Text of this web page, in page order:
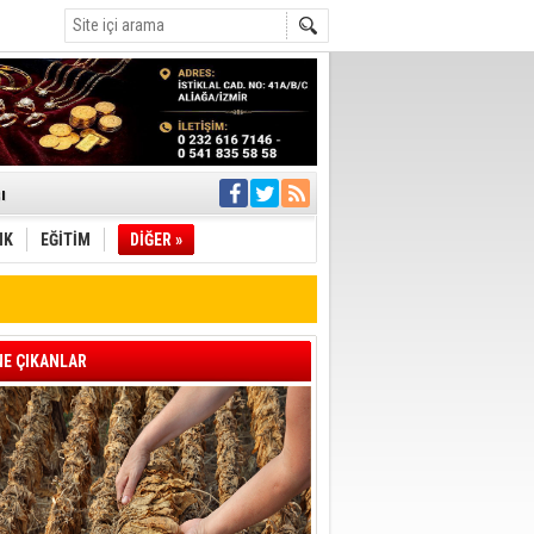
İletti
müdahale
Geçti
EĞİTİM DİĞER »
ÇIKANLAR